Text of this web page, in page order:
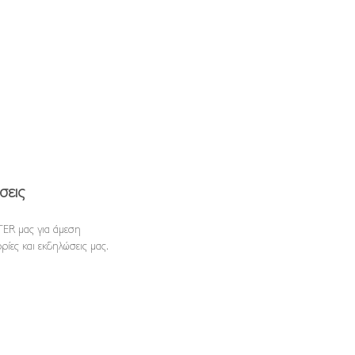
μας για άμεση
και εκδηλώσεις μας.